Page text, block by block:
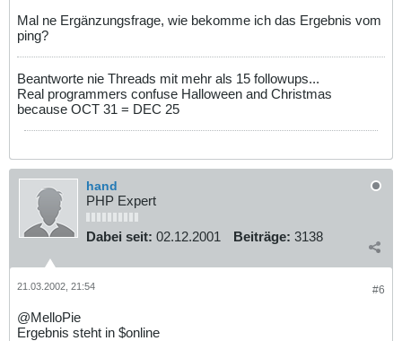
Mal ne Ergänzungsfrage, wie bekomme ich das Ergebnis vom
ping?
Beantworte nie Threads mit mehr als 15 followups...
Real programmers confuse Halloween and Christmas
because OCT 31 = DEC 25
hand
PHP Expert
Dabei seit: 02.12.2001 Beiträge: 3138
#6
21.03.2002, 21:54
@MelloPie
Ergebnis steht in $online